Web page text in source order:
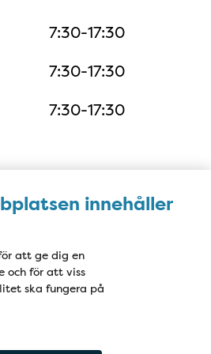
innehåller
att ge dig en
och för att viss
ska fungera på
7:30-17:30
7:30-17:30
7:30-17:30